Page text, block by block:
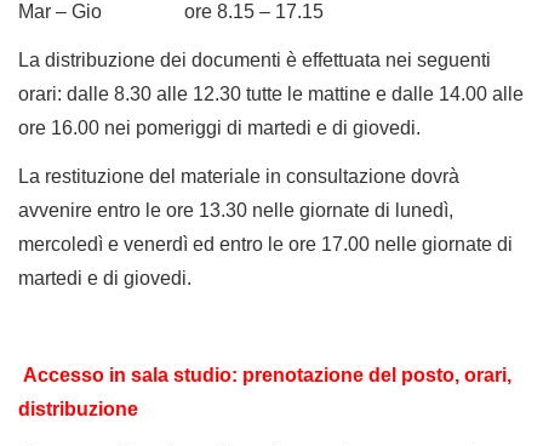
Mar – Gio ore 8.15 – 17.15
La distribuzione dei documenti è effettuata nei seguenti
orari: dalle 8.30 alle 12.30 tutte le mattine e dalle 14.00 alle
ore 16.00 nei pomeriggi di martedi e di giovedi.
La restituzione del materiale in consultazione dovrà
avvenire entro le ore 13.30 nelle giornate di lunedì,
mercoledì e venerdì ed entro le ore 17.00 nelle giornate di
martedi e di giovedi.
Accesso in sala studio: prenotazione del posto, orari,
distribuzione